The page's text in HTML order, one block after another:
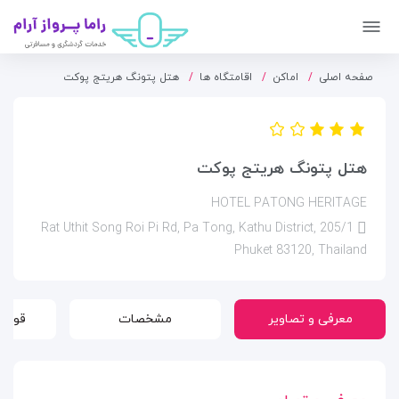
صفحه اصلی اماکن اقامتگاه ها هتل پتونگ هریتج پوکت
هتل پتونگ هریتج پوکت
HOTEL PATONG HERITAGE
205/1 Rat Uthit Song Roi Pi Rd, Pa Tong, Kathu District,
Phuket 83120, Thailand
معرفی و تصاویر مشخصات